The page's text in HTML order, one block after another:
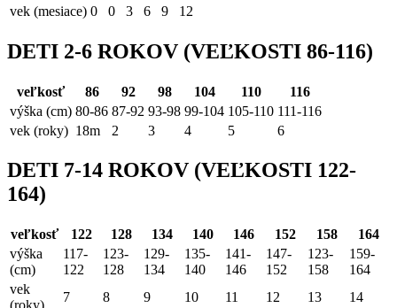
vek (mesiace) 0 0 3 6 9 12
DETI 2-6 ROKOV (VEĽKOSTI 86-116)
veľkosť 86 92 98 104 110
116
výška (cm) 80-86 87-92 93-98 99-104 105-110 111-116
vek (roky) 18m 2 3 4 5 6
DETI 7-14 ROKOV (VEĽKOSTI 122-
164)
veľkosť 122 128 134 140 146 152 158
164
výška
(cm)
117-
122
123-
128
129-
134
135-
140
141-
146
147-
152
123-
158
159-
164
vek
7 8 9 10 11 12 13 14